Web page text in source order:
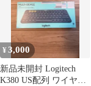
¥3,000
新品未開封 Logitech
K380 US配列 ワイヤレ